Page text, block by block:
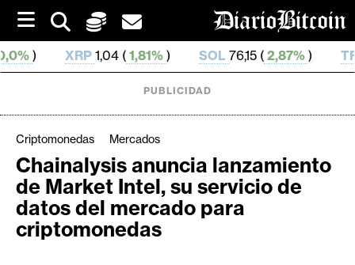
i
p
t
o
1,04 ( 1,81% ) SOL76,15 ( 2,87%) TRX0,328
C
r
i
p
PUBLICIDAD
Criptomonedas Mercados
Chainalysis anuncia lanzamiento
de Market Intel, su servicio de
datos del mercado para
criptomonedas